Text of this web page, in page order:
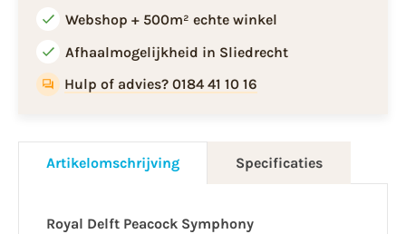
Webshop + 500m² echte winkel
Afhaalmogelijkheid in Sliedrecht
Hulp of advies? 0184 41 10 16
Artikelomschrijving Specificaties
Royal Delft Peacock Symphony